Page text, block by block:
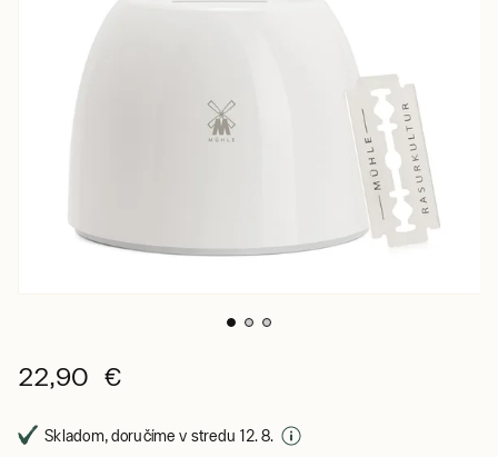
22,90 €
Skladom, doručíme v stredu 12. 8.